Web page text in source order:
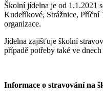
Školní jídelna je od 1.1.2021
Kudeříkové, Strážnice, Příční
organizace.
Jídelna zajišťuje školní
případě potřeby také ve
Informace o stravování na